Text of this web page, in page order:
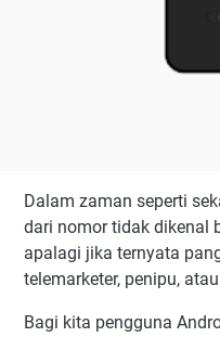
Dalam zaman seperti
dari nomor tidak dikenal
apalagi jika ternyata
telemarketer, penipu,
Bagi kita pengguna